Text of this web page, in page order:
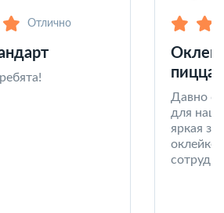
Отлично
пицца
Давно
для
яркая
оклейке